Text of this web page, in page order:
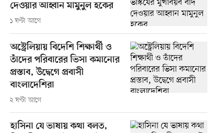
দেওয়ার আহ্বান মামুনুল হকের
১ ঘণ্টা আগে
অস্ট্রেলিয়ায় বিদেশি শিক্ষার্থী ও
তাঁদের পরিবারের ভিসা কমানোর
প্রস্তাব, উদ্বেগে প্রবাসী
বাংলাদেশিরা
২ ঘণ্টা আগে
হাসিনা যে ভাষায় কথা বলত,